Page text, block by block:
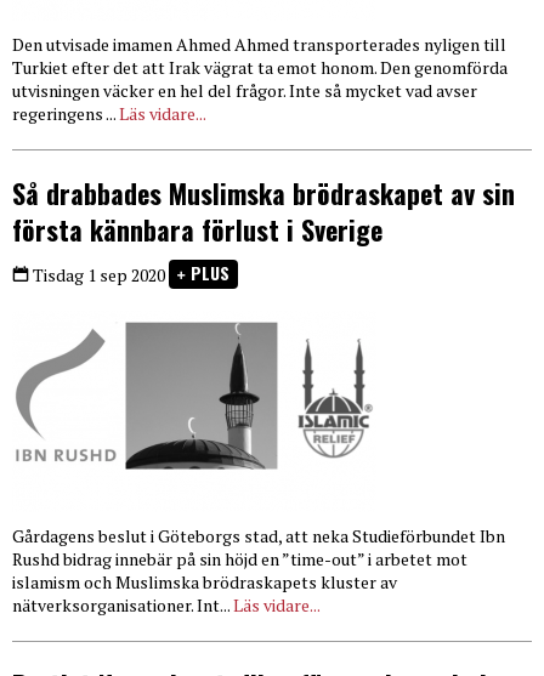
Den utvisade imamen Ahmed Ahmed transporterades nyligen till
Turkiet efter det att Irak vägrat ta emot honom. Den genomförda
utvisningen väcker en hel del frågor. Inte så mycket vad avser
regeringens ...Läs vidare...
Så drabbades Muslimska brödraskapet av sin
första kännbara förlust i Sverige
Tisdag 1 sep 2020 PLUS
Gårdagens beslut i Göteborgs stad, att neka Studieförbundet Ibn
Rushd bidrag innebär på sin höjd en ”time-out” i arbetet mot
islamism och Muslimska brödraskapets kluster av
nätverksorganisationer. Int...Läs vidare...